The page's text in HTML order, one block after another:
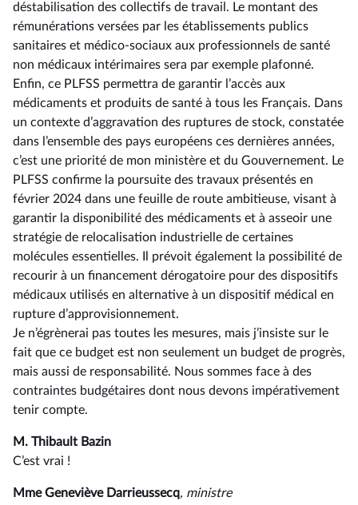
déstabilisation des collectifs de travail. Le montant des
rémunérations versées par les établissements publics
sanitaires et médico-sociaux aux professionnels de santé
non médicaux intérimaires sera par exemple plafonné.
Enfin, ce PLFSS permettra de garantir l’accès aux
médicaments et produits de santé à tous les Français. Dans
un contexte d’aggravation des ruptures de stock, constatée
dans l’ensemble des pays européens ces dernières années,
c’est une priorité de mon ministère et du Gouvernement. Le
PLFSS confirme la poursuite des travaux présentés en
février 2024 dans une feuille de route ambitieuse, visant à
garantir la disponibilité des médicaments et à asseoir une
stratégie de relocalisation industrielle de certaines
molécules essentielles. Il prévoit également la possibilité de
recourir à un financement dérogatoire pour des dispositifs
médicaux utilisés en alternative à un dispositif médical en
rupture d’approvisionnement.
Je n’égrènerai pas toutes les mesures, mais j’insiste sur le
fait que ce budget est non seulement un budget de progrès,
mais aussi de responsabilité. Nous sommes face à des
contraintes budgétaires dont nous devons impérativement
tenir compte.
M. Thibault Bazin
C’est vrai !
Mme Geneviève Darrieussecq, ministre